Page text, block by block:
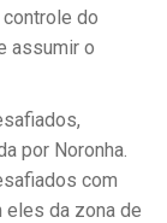
do
assumir o
por Noronha.
com
da zona de